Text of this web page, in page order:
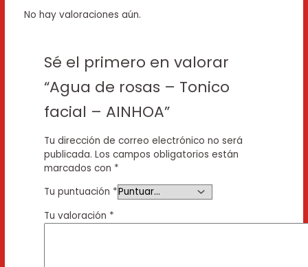
No hay valoraciones aún.
Sé el primero en valorar
“Agua de rosas – Tonico
facial – AINHOA”
Tu dirección de correo electrónico no será
publicada. Los campos obligatorios están
marcados con *
Tu puntuación *
Tu valoración *